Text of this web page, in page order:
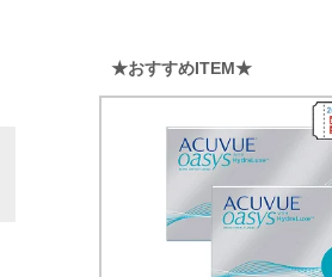
★おすすめITEM★